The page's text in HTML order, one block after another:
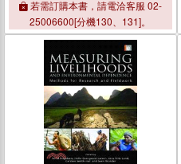
Porpoises
若需訂購本書，請電洽客服 02-
25006600[分機130、131]。